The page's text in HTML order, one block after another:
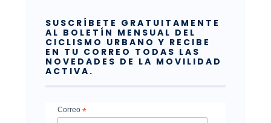
SUSCRÍBETE GRATUITAMENTE
AL BOLETÍN MENSUAL DEL
CICLISMO URBANO Y RECIBE
EN TU CORREO TODAS LAS
NOVEDADES DE LA MOVILIDAD
ACTIVA.
Correo *